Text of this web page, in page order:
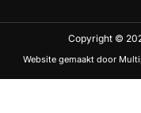
Copyright ©
Website gemaakt door